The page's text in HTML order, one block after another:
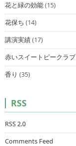
花と緑の効能(15)
花保ち (14)
講演実績(17)
赤いスイートピークラブ
香り (35)
RSS
RSS 2.0
Comments Feed